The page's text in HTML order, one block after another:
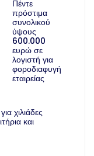
Πέντε
πρόστιμα
συνολικού
ύψους
600.000
ευρώ σε
λογιστή για
φοροδιαφυγή
εταιρείας
χιλιάδες
και